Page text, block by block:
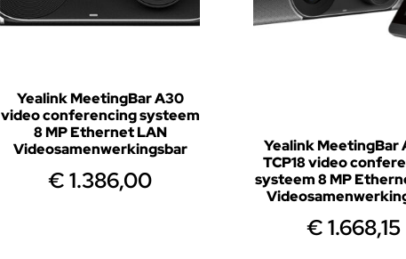
Yealink MeetingBar A30
video conferencing systeem
8 MP Ethernet LAN
Videosamenwerkingsbar
€1.386,00
Yealink MeetingBar
TCP18 video
systeem 8 MP
€1.668,15